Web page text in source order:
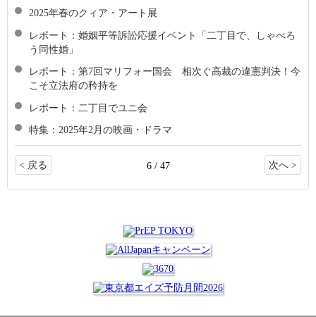
2025年春のクィア・アート展
レポート：婚姻平等訴訟応援イベント「二丁目で、しゃべろ
う同性婚」
レポート：第7回マリフォー国会 相次ぐ高裁の違憲判決！今
こそ立法府の矜持を
レポート：二丁目でユニ会
特集：2025年2月の映画・ドラマ
< 戻る 6 / 47 次へ >